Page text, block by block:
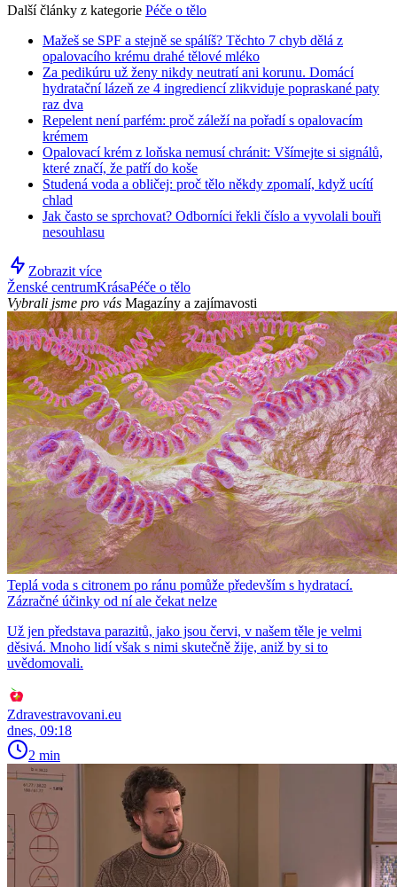
Další články z kategorie Péče o tělo
Mažeš se SPF a stejně se spálíš? Těchto 7 chyb dělá z
opalovacího krému drahé tělové mléko
Za pedikúru už ženy nikdy neutratí ani korunu. Domácí
hydratační lázeň ze 4 ingrediencí zlikviduje popraskané paty
raz dva
Repelent není parfém: proč záleží na pořadí s opalovacím
krémem
Opalovací krém z loňska nemusí chránit: Všímejte si signálů,
které značí, že patří do koše
Studená voda a obličej: proč tělo někdy zpomalí, když ucítí
chlad
Jak často se sprchovat? Odborníci řekli číslo a vyvolali bouři
nesouhlasu
Zobrazit více
Ženské centrumKrásaPéče o tělo
Vybrali jsme pro vás Magazíny a zajímavosti
Teplá voda s citronem po ránu pomůže především s hydratací.
Zázračné účinky od ní ale čekat nelze
Už jen představa parazitů, jako jsou červi, v našem těle je velmi
děsivá. Mnoho lidí však s nimi skutečně žije, aniž by si to
uvědomovali.
Zdravestravovani.eu
dnes, 09:18
2 min